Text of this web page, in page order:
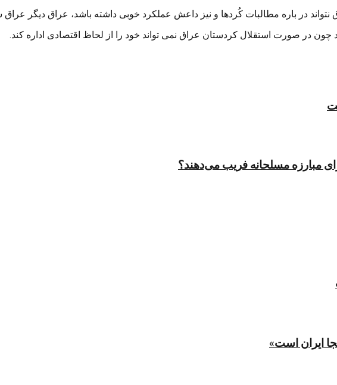
در باره مطالبات کُردها و نیز داعش عملکرد خوبی داشته باشد، عراق دیگر عراق
چون در صورت استقلال کردستان عراق نمی تواند خود را از لحاظ اقتصادی اداره کند.
مبارزه مسلحانه فریب می‌دهند؟
ایران است»